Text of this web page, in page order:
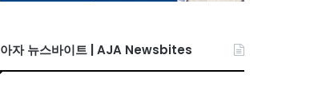
아자 뉴스바이트 | AJA Newsbites